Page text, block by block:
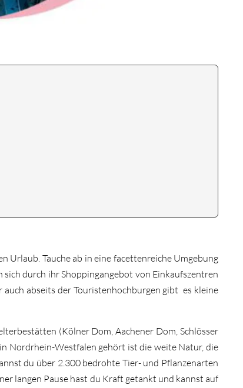
Urlaub. Tauche ab in eine facettenreiche Umgebung
durch ihr Shoppingangebot von Einkaufszentren
abseits der Touristenhochburgen gibt es kleine
(Kölner Dom, Aachener Dom, Schlösser
Nordrhein-Westfalen gehört ist die weite Natur, die
du über 2.300 bedrohte Tier- und Pflanzenarten
langen Pause hast du Kraft getankt und kannst auf